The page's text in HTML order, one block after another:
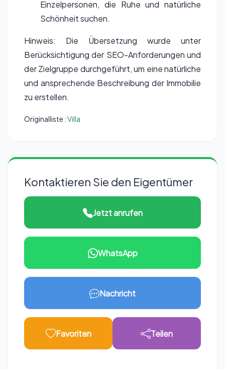
Einzelpersonen, die Ruhe und natürliche
Schönheit suchen.
Hinweis: Die Übersetzung wurde unter
Berücksichtigung der SEO-Anforderungen und
der Zielgruppe durchgeführt, um eine natürliche
und ansprechende Beschreibung der Immobilie
zu erstellen.
Originalliste :Villa
Kontaktieren Sie den Eigentümer
Jetzt anrufen
WhatsApp
Nachricht
Favoriten Teilen